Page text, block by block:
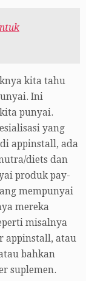
kita tahu
Ini
punyai.
yang
appinstall, ada
diets dan
produk pay-
mempunyai
mereka
misalnya
appinstall, atau
bahkan
suplemen.